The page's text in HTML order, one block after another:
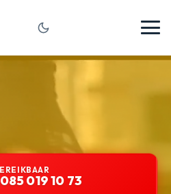
019 10 73